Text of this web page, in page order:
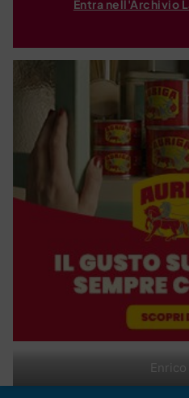
Entra nell'Archivio